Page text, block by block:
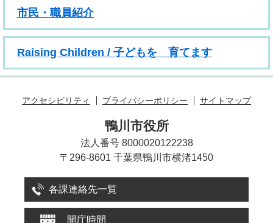
市民・職員紹介
Raising Children / 子どもを 育てます
アクセシビリティ プライバシーポリシー サイトマップ
鴨川市役所
法人番号 8000020122238
〒296-8601 千葉県鴨川市横渚1450
各課連絡先一覧
開庁時間